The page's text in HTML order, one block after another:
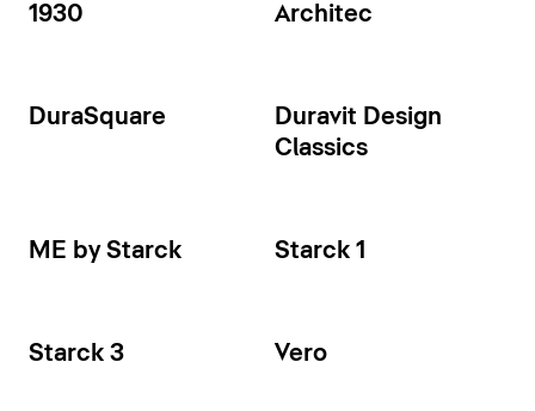
1930 Architec
DuraSquare
Duravit Design
Classics
ME by Starck Starck 1
Starck 3 Vero